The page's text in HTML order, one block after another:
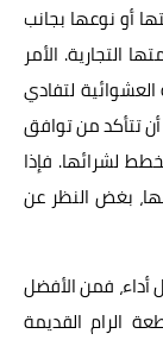
أو نوعها بجانب
التجارية. الأمر
لتفادي
تتأكد من توافق
لشرائها. فإذا
بغض النظر عن
فمن الأفضل
الرام القديمة